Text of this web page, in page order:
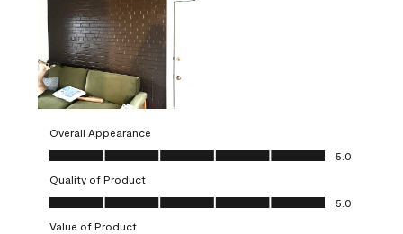
Overall Appearance
Overall Appearance, 5.0 out of 5
5.0
Quality of Product
Quality of Product, 5.0 out of 5
5.0
Value of Product